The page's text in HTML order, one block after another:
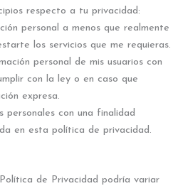
respecto a tu privacidad:
personal a menos que realmente
los servicios que me requieras.
personal de mis usuarios con
con la ley o en caso que
expresa.
personales con una finalidad
en esta política de privacidad.
de Privacidad podría variar